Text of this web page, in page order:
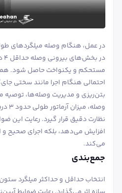
در عمل، هنگام وصله میلگردهای
مستحکم و یکنواخت حاصل شود.
احتمالی هنگام اجرا مانند سختی
بتن‌ریزی و مدیریت وصله‌ها،
نظارت دقیق قرار گیرد. رعایت این
افزایش می‌دهد، بلکه اجرای صحیح و
می‌کند.
جمع‌بندی
انتخاب حداقل و حداکثر میلگرد